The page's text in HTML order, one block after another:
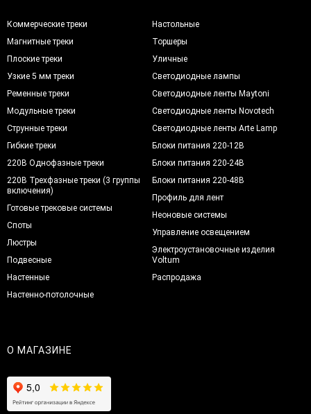
Коммерческие треки
Магнитные треки
Плоские треки
Узкие 5 мм треки
Ременные треки
Модульные треки
Струнные треки
Гибкие треки
220В Однофазные треки
220В Трехфазные треки (3 группы
включения)
Готовые трековые системы
Споты
Люстры
Подвесные
Настенные
Настенно-потолочные
Настольные
Торшеры
Уличные
Светодиодные лампы
Светодиодные ленты Maytoni
Светодиодные ленты Novotech
Светодиодные ленты Arte Lamp
Блоки питания 220-12В
Блоки питания 220-24В
Блоки питания 220-48В
Профиль для лент
Неоновые системы
Управление освещением
Электроустановочные изделия
Voltum
Распродажа
О МАГАЗИНЕ